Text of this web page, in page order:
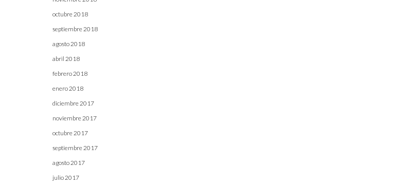
octubre 2018
septiembre 2018
agosto 2018
abril 2018
febrero 2018
enero 2018
diciembre 2017
noviembre 2017
octubre 2017
septiembre 2017
agosto 2017
julio 2017